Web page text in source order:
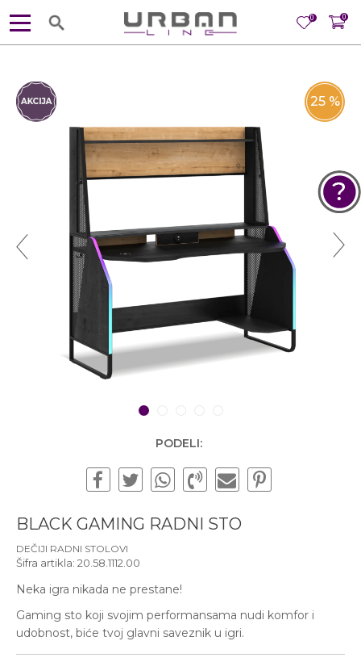
0
0
1
25 %
PODELI:
BLACK GAMING RADNI STO
DEČIJI RADNI STOLOVI
Šifra artikla: 20.58.1112.00
Neka igra nikada ne prestane!
Gaming sto koji svojim performansama nudi komfor i
udobnost, biće tvoj glavni saveznik u igri.
POMOĆ PRI KUPOVINI
Za više informacija, pomoć i
porudžbine
381 11 245 18 52
381 64 218 96 52
Radno vreme
Ponedeljak - Petak od
10:00 do 19:00